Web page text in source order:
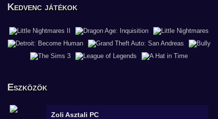
Kedvenc játékok
Eszközök
Zoli Asztali PC